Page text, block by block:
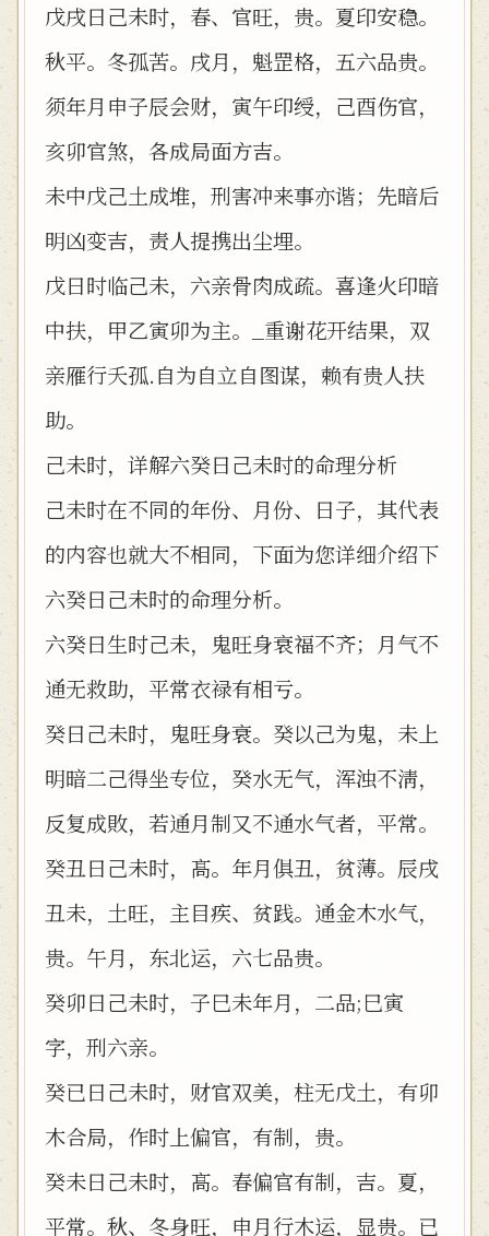
戊戌日己未时，春、官旺，贵。夏印安稳。
秋平。冬孤苦。戌月，魁罡格，五六品贵。
须年月申子辰会财，寅午印绶，己酉伤官，
亥卯官煞，各成局面方吉。
未中戊己土成堆，刑害冲来事亦谐；先暗后
明凶变吉，责人提携出尘埋。
戊日时临己未，六亲骨肉成疏。喜逢火印暗
中扶，甲乙寅卯为主。_重谢花开结果，双
亲雁行夭孤.自为自立自图谋，赖有贵人扶
助。
己未时，详解六癸日己未时的命理分析
己未时在不同的年份、月份、日子，其代表
的内容也就大不相同，下面为您详细介绍下
六癸日己未时的命理分析。
六癸日生时己未，鬼旺身衰福不齐；月气不
通无救助，平常衣禄有相亏。
癸日己未时，鬼旺身衰。癸以己为鬼，未上
明暗二己得坐专位，癸水无气，浑浊不淸，
反复成敗，若通月制又不通水气者，平常。
癸丑日己未时，髙。年月俱丑，贫薄。辰戌
丑未，土旺，主目疾、贫践。通金木水气，
贵。午月，东北运，六七品贵。
癸卯日己未时，子巳未年月，二品;巳寅
字，刑六亲。
癸已日己未时，财官双美，柱无戊土，有卯
木合局，作时上偏官，有制，贵。
癸未日己未时，髙。春偏官有制，吉。夏，
平常。秋、冬身旺，申月行木运，显贵。已